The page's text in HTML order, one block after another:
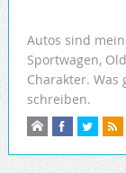
Autos sind
Sportwagen,
Charakter. Was
schreiben.